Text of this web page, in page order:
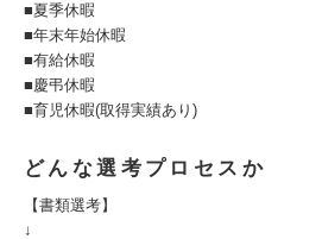
■夏季休暇
■年末年始休暇
■有給休暇
■慶弔休暇
■育児休暇(取得実績あり)
どんな選考プロセスか
【書類選考】
↓